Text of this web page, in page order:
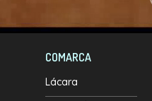
COMARCA
Lácara